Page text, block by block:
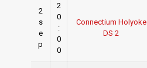
2
s
e
p
2
0
:
0
0
Connectium Holyoke
DS 2